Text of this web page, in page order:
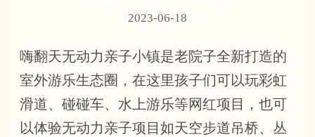
2023-06-18
嗨翻天无动力亲子小镇是老院子全新打造的
室外游乐生态圈，在这里孩子们可以玩彩虹
滑道、碰碰车、水上游乐等网红项目，也可
以体验无动力亲子项目如天空步道吊桥、丛